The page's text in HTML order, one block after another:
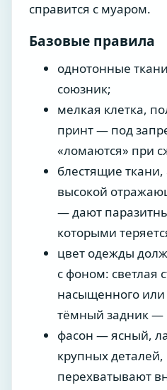
справится с муаром.
Базовые правила
однотонные
союзник;
мелкая клетка,
принт — под
«ломаются» при
блестящие ткани,
высокой
— дают
которыми
цвет одежды
с фоном: светлая
насыщенного или
тёмный задник —
фасон — ясный,
крупных деталей,
перехватывают